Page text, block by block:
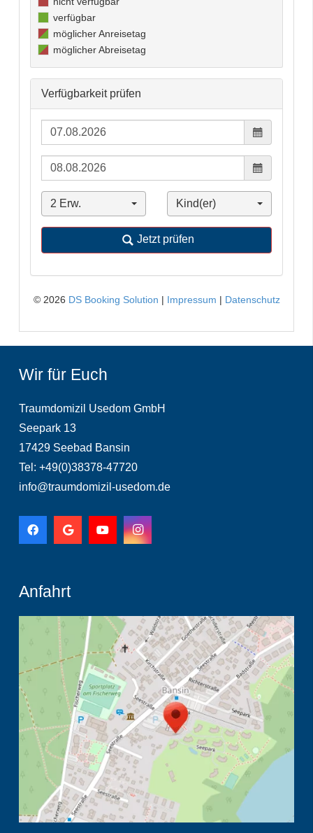
Wir für Euch
Traumdomizil Usedom GmbH
Seepark 13
17429 Seebad Bansin
Tel: +49(0)38378-47720
info@traumdomizil-usedom.de
Anfahrt